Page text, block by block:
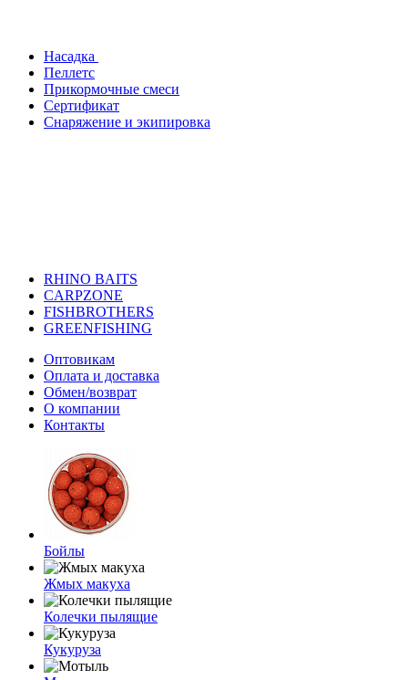
Насадка
Пеллетс
Прикормочные смеси
Сертификат
Снаряжение и экипировка
RHINO BAITS
CARPZONE
FISHBROTHERS
GREENFISHING
Оптовикам
Оплата и доставка
Обмен/возврат
О компании
Контакты
Бойлы
Жмых макуха
Колечки пылящие
Кукуруза